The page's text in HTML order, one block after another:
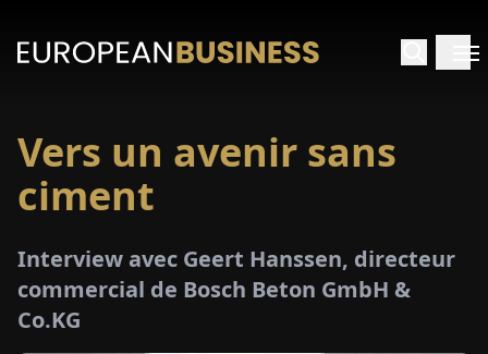
Vers un avenir sans
ciment
Interview avec Geert Hanssen, directeur
commercial de Bosch Beton GmbH &
Co.KG